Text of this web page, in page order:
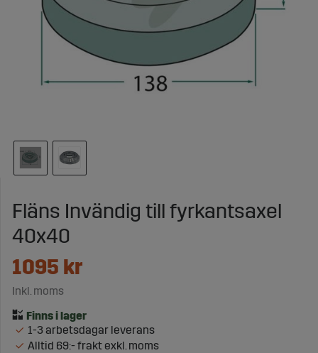
Fläns Invändig till fyrkantsaxel
40x40
1095 kr
Inkl. moms
1-3 arbetsdagar leverans
Alltid 69:- frakt exkl. moms